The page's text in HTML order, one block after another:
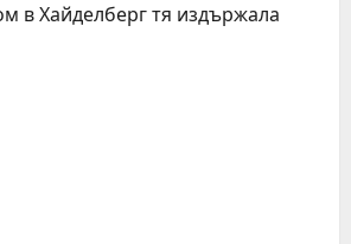
в Хайделберг тя издържала